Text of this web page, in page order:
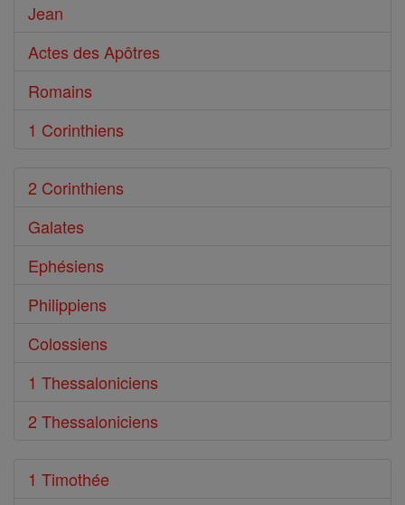
Jean
Actes des Apôtres
Romains
1 Corinthiens
2 Corinthiens
Galates
Ephésiens
Philippiens
Colossiens
1 Thessaloniciens
2 Thessaloniciens
1 Timothée